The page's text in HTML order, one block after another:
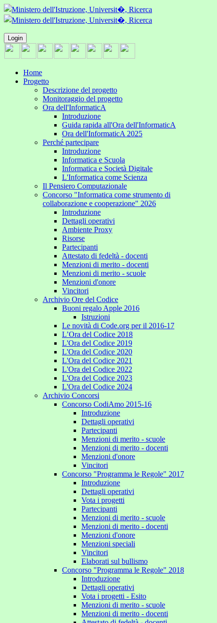
Login
Home
Progetto
Descrizione del progetto
Monitoraggio del progetto
Ora dell'InformaticA
Introduzione
Guida rapida all'Ora dell'InformaticA
Ora dell'InformaticA 2025
Perché partecipare
Introduzione
Informatica e Scuola
Informatica e Società Digitale
L'Informatica come Scienza
Il Pensiero Computazionale
Concorso "Informatica come strumento di
collaborazione e cooperazione" 2026
Introduzione
Dettagli operativi
Ambiente Proxy
Risorse
Partecipanti
Attestato di fedeltà - docenti
Menzioni di merito - docenti
Menzioni di merito - scuole
Menzioni d'onore
Vincitori
Archivio Ore del Codice
Buoni regalo Apple 2016
Istruzioni
Le novità di Code.org per il 2016-17
L’Ora del Codice 2018
L'Ora del Codice 2019
L'Ora del Codice 2020
L'Ora del Codice 2021
L'Ora del Codice 2022
L'Ora del Codice 2023
L'Ora del Codice 2024
Archivio Concorsi
Concorso CodiAmo 2015-16
Introduzione
Dettagli operativi
Partecipanti
Menzioni di merito - scuole
Menzioni di merito - docenti
Menzioni d'onore
Vincitori
Concorso "Programma le Regole" 2017
Introduzione
Dettagli operativi
Vota i progetti
Partecipanti
Menzioni di merito - scuole
Menzioni di merito - docenti
Menzioni d'onore
Menzioni speciali
Vincitori
Elaborati sul bullismo
Concorso "Programma le Regole" 2018
Introduzione
Dettagli operativi
Vota i progetti - Esito
Menzioni di merito - scuole
Menzioni di merito - docenti